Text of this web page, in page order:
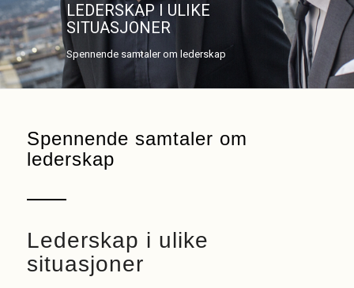
LEDERSKAP I ULIKE
SITUASJONER
Spennende samtaler om lederskap
Spennende samtaler om
lederskap
Lederskap i ulike
situasjoner